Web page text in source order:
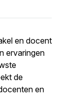
en docent
ervaringen
de
en